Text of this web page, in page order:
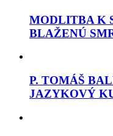
MODLITBA K
BLAŽENÚ
P. TOMÁŠ
JAZYKOVÝ